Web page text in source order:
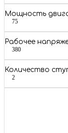
Мощность
75
Рабочее
380
Количество
2